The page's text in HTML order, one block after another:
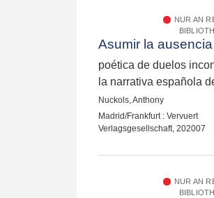
NUR AN
Asumir la ausencia
poética de duelos
la narrativa española
Nuckols, Anthony
Madrid/Frankfurt : Vervuert
Verlagsgesellschaft, 202007
NUR AN